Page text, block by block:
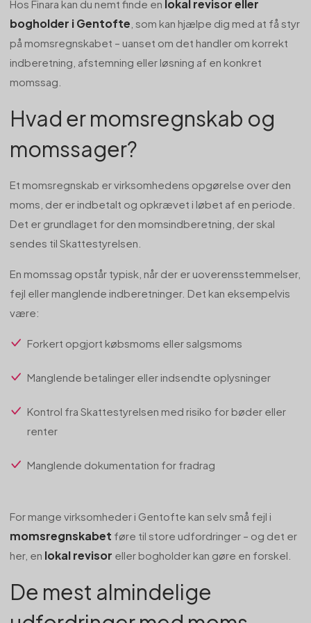
Hos Finara kan du nemt finde en lokal revisor eller
bogholder i Gentofte , som kan hjælpe dig med at få styr
på momsregnskabet – uanset om det handler om korrekt
indberetning, afstemning eller løsning af en konkret
momssag.
Hvad er momsregnskab og
momssager?
Et momsregnskab er virksomhedens opgørelse over den
moms, der er indbetalt og opkrævet i løbet af en periode.
Det er grundlaget for den momsindberetning, der skal
sendes til Skattestyrelsen.
En momssag opstår typisk, når der er uoverensstemmelser,
fejl eller manglende indberetninger. Det kan eksempelvis
være:
Forkert opgjort købsmoms eller salgsmoms
Manglende betalinger eller indsendte oplysninger
Kontrol fra Skattestyrelsen med risiko for bøder eller
renter
Manglende dokumentation for fradrag
For mange virksomheder i Gentofte kan selv små fejl i
momsregnskabet føre til store udfordringer – og det er
her, en lokal revisor eller bogholder kan gøre en forskel.
De mest almindelige